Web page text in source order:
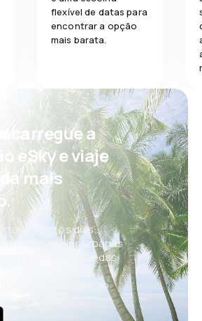
flexível de datas para
encontrar a opção
mais barata.
a
eSky e viaje
mais
todos os dias:
escapadelas urbanas
conveniente das
importa, sempre ao